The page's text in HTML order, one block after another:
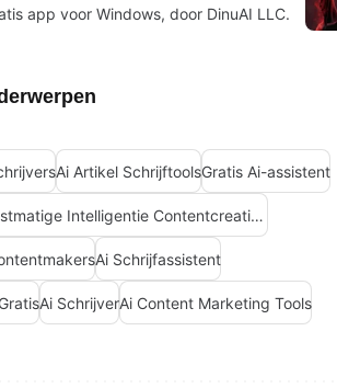
app voor Windows, door DinuAI LLC.
Ai Artikel SchrijftoolsGratis Ai-assistent
Kunstmatige Intelligentie Contentcreatie Apps
Ai Schrijfassistent
Ai SchrijverAi Content Marketing Tools